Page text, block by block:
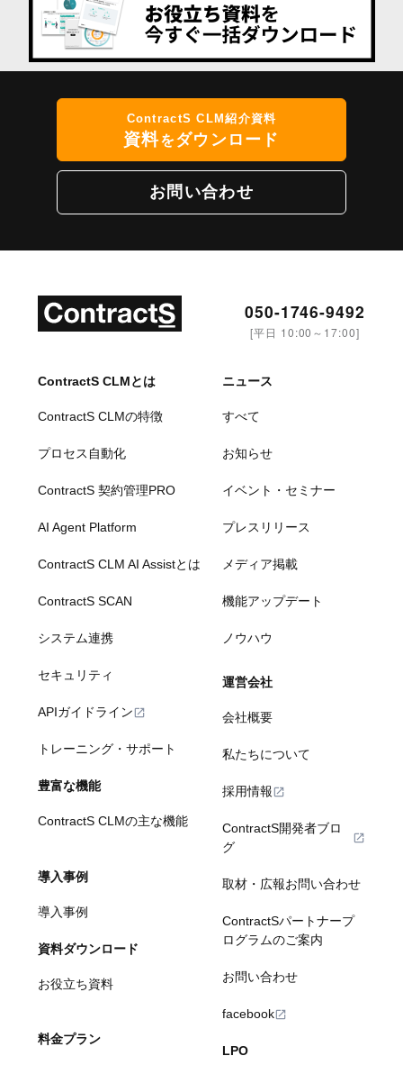
ContractS CLM紹介資料
資料をダウンロード
お問い合わせ
050-1746-9492
[平日 10:00～17:00]
ContractS CLMとは
ContractS CLMの特徴
プロセス自動化
ContractS 契約管理PRO
AI Agent Platform
ContractS CLM AI Assistとは
ContractS SCAN
システム連携
セキュリティ
APIガイドライン
トレーニング・サポート
豊富な機能
ContractS CLMの主な機能
導入事例
導入事例
資料ダウンロード
お役立ち資料
料金プラン
ニュース
すべて
お知らせ
イベント・セミナー
プレスリリース
メディア掲載
機能アップデート
ノウハウ
運営会社
会社概要
私たちについて
採用情報
ContractS開発者ブロ
グ
取材・広報お問い合わせ
ContractSパートナープ
ログラムのご案内
お問い合わせ
facebook
LPO